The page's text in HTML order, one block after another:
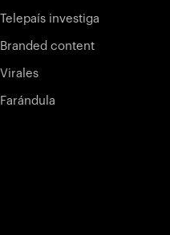
Telepaís investiga
Branded content
Virales
Farándula